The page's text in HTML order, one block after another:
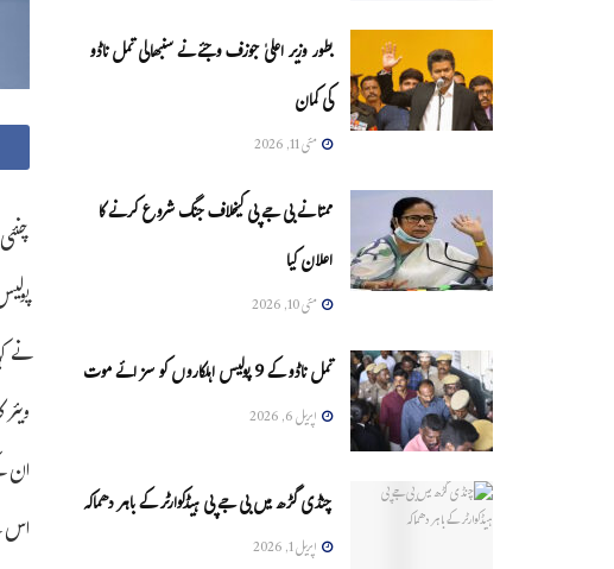
نے
ان
اس
بطور وزیر اعلیٰ جوزف وجئے نے سنبھالی تمل ناڈو
کی کمان
مئی 11, 2026
ممتا نے بی جے پی کیخلاف جنگ شروع کرنے کا
اعلان کیا
مئی 10, 2026
تمل ناڈو کے 9 پولیس اہلکاروں کو سزائے موت
اپریل 6, 2026
چنڈی گڑھ میں بی جے پی ہیڈکوارٹر کے باہر دھماکہ
اپریل 1, 2026